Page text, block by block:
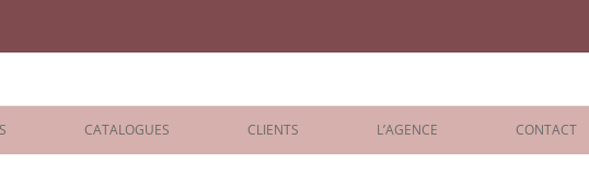
Benisti
CATALOGUES CLIENTS L’AGENCE CONTACT